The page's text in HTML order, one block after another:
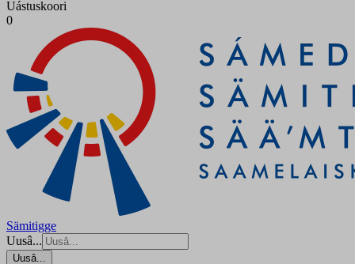
Uástuskoori
0
Sämitigge
Uusâ...
Uusâ...